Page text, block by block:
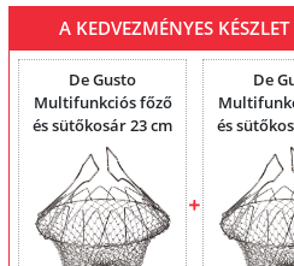
A KEDVEZMÉNYES
De Gusto
Multifunkciós főző
és sütőkosár 23 cm
PM-1106
De
és
PM-